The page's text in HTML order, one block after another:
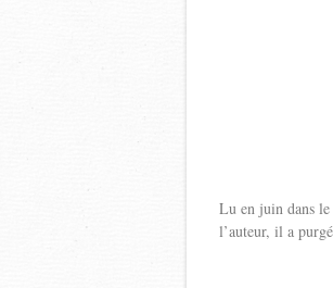
Lu en juin dans le
l’auteur, il a